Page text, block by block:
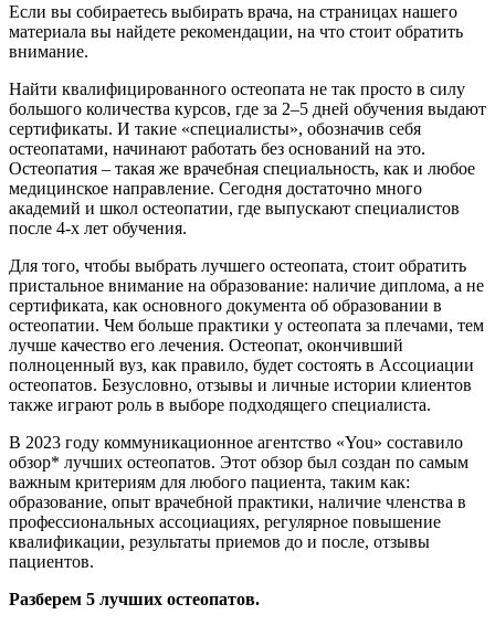
Если вы собираетесь выбирать врача, на страницах нашего
материала вы найдете рекомендации, на что стоит обратить
внимание.
Найти квалифицированного остеопата не так просто в силу
большого количества курсов, где за 2–5 дней обучения выдают
сертификаты. И такие «специалисты», обозначив себя
остеопатами, начинают работать без оснований на это.
Остеопатия – такая же врачебная специальность, как и любое
медицинское направление. Сегодня достаточно много
академий и школ остеопатии, где выпускают специалистов
после 4-х лет обучения.
Для того, чтобы выбрать лучшего остеопата, стоит обратить
пристальное внимание на образование: наличие диплома, а не
сертификата, как основного документа об образовании в
остеопатии. Чем больше практики у остеопата за плечами, тем
лучше качество его лечения. Остеопат, окончивший
полноценный вуз, как правило, будет состоять в Ассоциации
остеопатов. Безусловно, отзывы и личные истории клиентов
также играют роль в выборе подходящего специалиста.
В 2023 году коммуникационное агентство «You» составило
обзор* лучших остеопатов. Этот обзор был создан по самым
важным критериям для любого пациента, таким как:
образование, опыт врачебной практики, наличие членства в
профессиональных ассоциациях, регулярное повышение
квалификации, результаты приемов до и после, отзывы
пациентов.
Разберем 5 лучших остеопатов.